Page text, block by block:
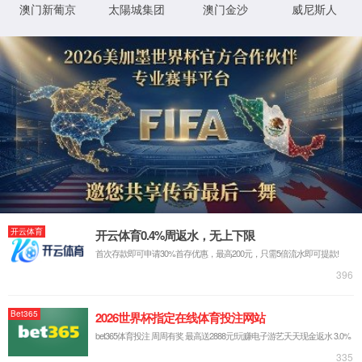
拦截时间： 2026-08-09 17:01:32 本次事件ID
如果您是网站管理员，请登录知道创宇云防御 查看
client:104.140.79.58 , server: 9c59a18, time: 06/Aug/
XML 地图